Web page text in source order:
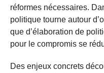
réformes nécessaires.
politique tourne autour
que d’élaboration de
pour le compromis se
Des enjeux concrets